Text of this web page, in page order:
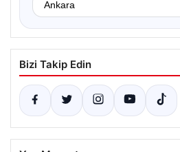
Bizi Takip Edin